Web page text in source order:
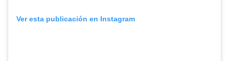
Ver esta publicación en Instagram